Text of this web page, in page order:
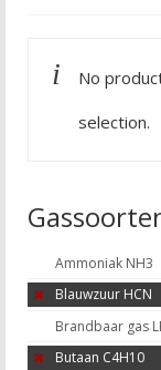
No
selection.
Ammoniak NH3
Blauwzuur HCN
Brandbaar gas
Butaan C4H10